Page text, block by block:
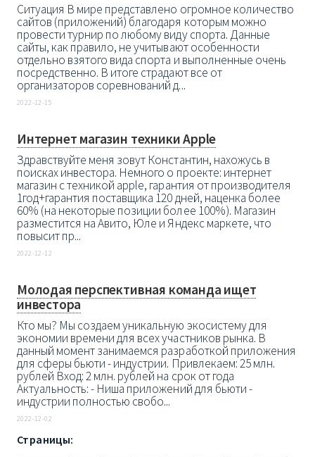
Ситуация В мире представлено огромное количество
сайтов (приложений) благодаря которым можно
провести турнир по любому виду спорта. Данные
сайты, как правило, не учитывают особенности
отдельно взятого вида спорта и выполненные очень
посредственно. В итоге страдают все от
организаторов соревнований д...
2022-12-15
Интернет магазин техники Apple
Здравствуйте меня зовут Константин, нахожусь в
поисках инвестора. Немного о проекте: интернет
магазин с техникой apple, гарантия от производителя
1год+гарантия поставщика 120 дней, наценка более
60% (на некоторые позиции более 100%). Магазин
разместится на Авито, Юле и Яндекс маркете, что
повысит пр...
2022-12-12
Молодая перспективная команда ищет
инвестора
Кто мы? Мы создаем уникальную экосистему для
экономии времени для всех участников рынка. В
данный момент занимаемся разработкой приложения
для сферы бьюти - индустрии. Привлекаем: 25 млн.
рублей Вход: 2 млн. рублей на срок от года
Актуальность: - Ниша приложений для бьюти -
индустрии полностью свобо...
2022-12-02
Страницы: